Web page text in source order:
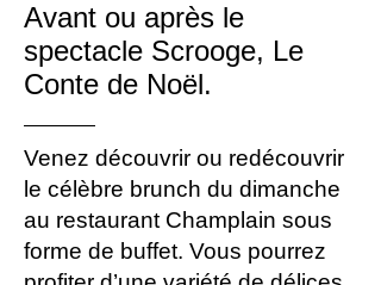
Avant ou après le
spectacle Scrooge, Le
Conte de Noël.
Venez découvrir ou redécouvrir
le célèbre brunch du dimanche
au restaurant Champlain sous
forme de buffet. Vous pourrez